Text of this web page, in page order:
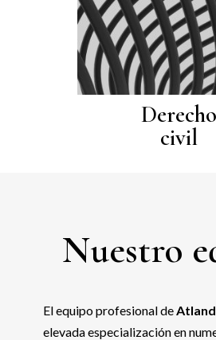
Derecho
civil
Nuestro
El equipo profesional de Atland
elevada especialización en